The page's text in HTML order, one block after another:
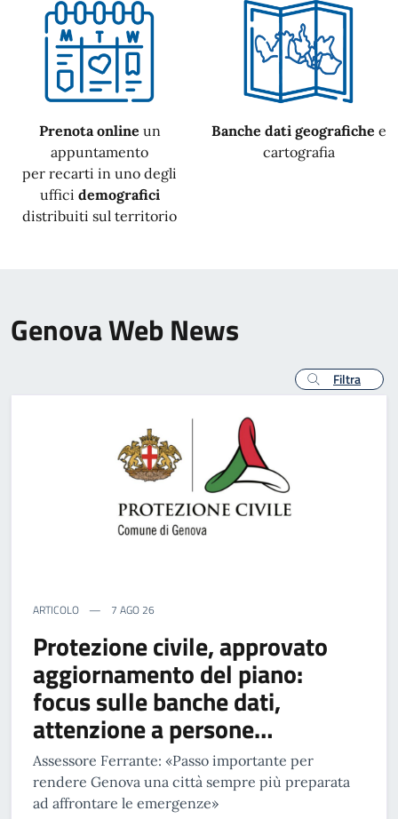
Prenota online un
appuntamento
per recarti in uno degli
uffici demografici
distribuiti sul territorio
Banche dati geografiche e
cartografia
Genova Web News
Filtra
ARTICOLO 7 AGO 26
Protezione civile, approvato
aggiornamento del piano:
focus sulle banche dati,
attenzione a persone…
Assessore Ferrante: «Passo importante per
rendere Genova una città sempre più preparata
ad affrontare le emergenze»